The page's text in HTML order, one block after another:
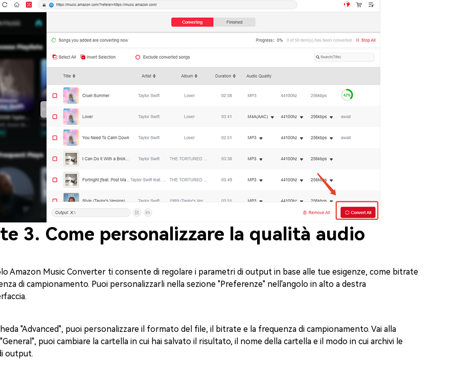
3. Come personalizzare la qualità audio
Amazon Music Converter ti consente di regolare i parametri di output in base alle tue esigenze, come bitrate
di campionamento. Puoi personalizzarli nella sezione "Preferenze" nell'angolo in alto a destra
"Advanced", puoi personalizzare il formato del file, il bitrate e la frequenza di campionamento. Vai alla
puoi cambiare la cartella in cui hai salvato il risultato, il nome della cartella e il modo in cui archivi le
output.